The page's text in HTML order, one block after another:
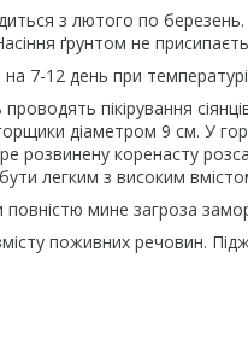
з лютого по березень.
ґрунтом не
7-12 день при
пікірування
діаметром 9 см. У
розвинену коренасту
легким з високим
мине загроза
поживних речовин.